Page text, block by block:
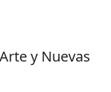
y Nuevas